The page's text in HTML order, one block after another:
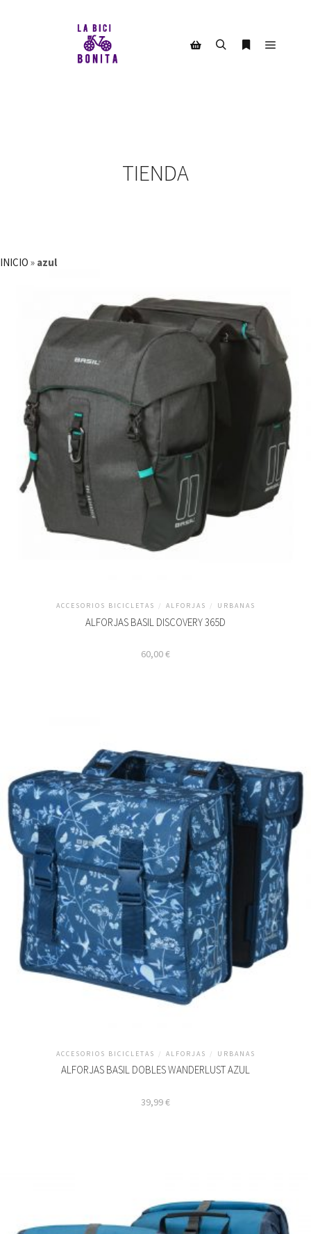
TIENDA
INICIO » azul
ACCESORIOS BICICLETAS / ALFORJAS / URBANAS
ALFORJAS BASIL DISCOVERY 365D
60,00€
ACCESORIOS BICICLETAS / ALFORJAS / URBANAS
ALFORJAS BASIL DOBLES WANDERLUST AZUL
39,99€